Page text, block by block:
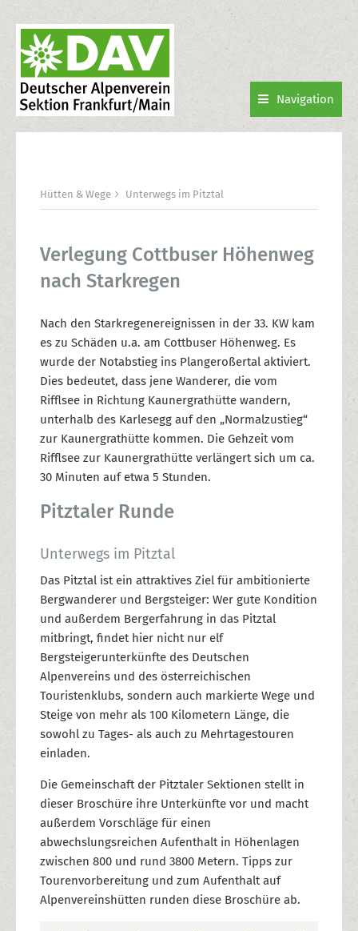
Navigation
Hütten & Wege Unterwegs im Pitztal
Verlegung Cottbuser Höhenweg
nach Starkregen
Nach den Starkregenereignissen in der 33. KW kam
es zu Schäden u.a. am Cottbuser Höhenweg. Es
wurde der Notabstieg ins Plangeroßertal aktiviert.
Dies bedeutet, dass jene Wanderer, die vom
Rifflsee in Richtung Kaunergrathütte wandern,
unterhalb des Karlesegg auf den „Normalzustieg“
zur Kaunergrathütte kommen. Die Gehzeit vom
Rifflsee zur Kaunergrathütte verlängert sich um ca.
30 Minuten auf etwa 5 Stunden.
Pitztaler Runde
Unterwegs im Pitztal
Das Pitztal ist ein attraktives Ziel für ambitionierte
Bergwanderer und Bergsteiger: Wer gute Kondition
und außerdem Bergerfahrung in das Pitztal
mitbringt, findet hier nicht nur elf
Bergsteigerunterkünfte des Deutschen
Alpenvereins und des österreichischen
Touristenklubs, sondern auch markierte Wege und
Steige von mehr als 100 Kilometern Länge, die
sowohl zu Tages- als auch zu Mehrtagestouren
einladen.
Die Gemeinschaft der Pitztaler Sektionen stellt in
dieser Broschüre ihre Unterkünfte vor und macht
außerdem Vorschläge für einen
abwechslungsreichen Aufenthalt in Höhenlagen
zwischen 800 und rund 3800 Metern. Tipps zur
Tourenvorbereitung und zum Aufenthalt auf
Alpenvereinshütten runden diese Broschüre ab.